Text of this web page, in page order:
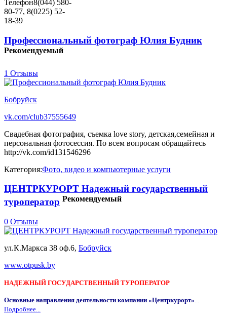
Телефон8(044) 580-
80-77, 8(0225) 52-
18-39
Профессиональный фотограф Юлия Будник
Рекомендуемый
1 Отзывы
Бобруйск
vk.com/club37555649
Свадебная фотография, съемка love story, детская,семейная и
персональная фотосессия. По всем вопросам обращайтесь
http://vk.com/id131546296
Категория:Фото, видео и компьютерные услуги
ЦЕНТРКУРОРТ Надежный государственный
туроператор Рекомендуемый
0 Отзывы
ул.К.Маркса 38 оф.6, Бобруйск
www.otpusk.by
НАДЕЖНЫЙ ГОСУДАРСТВЕННЫЙ ТУРОПЕРАТОР
Основные направления деятельности компании «Центркурорт»...
Подробнее...